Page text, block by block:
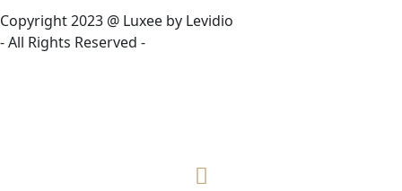
Copyright 2023 @ Luxee by Levidio
- All Rights Reserved -